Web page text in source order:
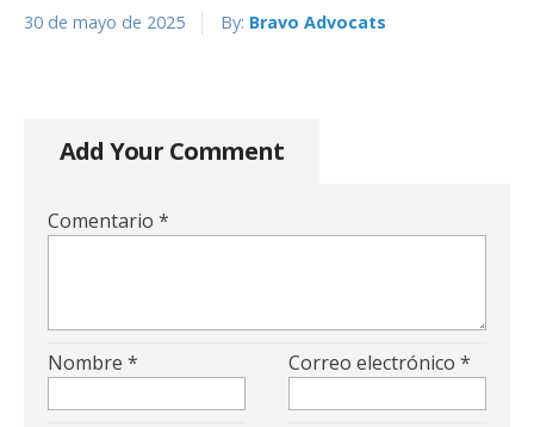
30 de mayo de 2025 By: Bravo Advocats
Add Your Comment
Comentario *
Nombre * Correo electrónico*